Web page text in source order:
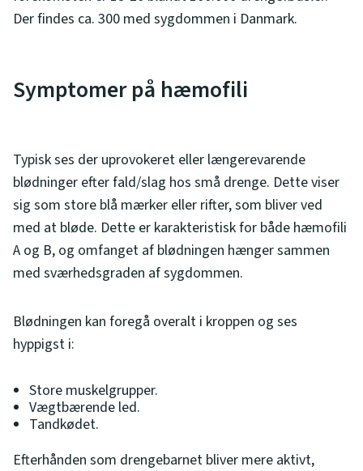
Der findes ca. 300 med sygdommen i Danmark.
Symptomer på hæmofili
Typisk ses der uprovokeret eller længerevarende
blødninger efter fald/slag hos små drenge. Dette viser
sig som store blå mærker eller rifter, som bliver ved
med at bløde. Dette er karakteristisk for både hæmofili
A og B, og omfanget af blødningen hænger sammen
med sværhedsgraden af sygdommen.
Blødningen kan foregå overalt i kroppen og ses
hyppigst i:
Store muskelgrupper.
Vægtbærende led.
Tandkødet.
Efterhånden som drengebarnet bliver mere aktivt,